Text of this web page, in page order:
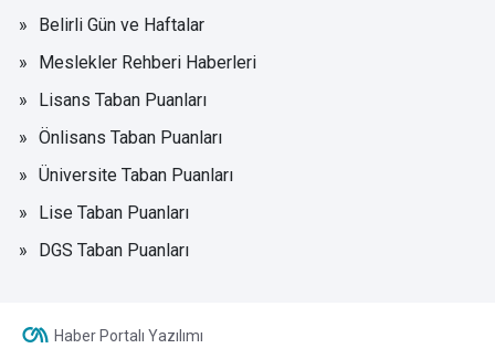
Belirli Gün ve Haftalar
Meslekler Rehberi Haberleri
Lisans Taban Puanları
Önlisans Taban Puanları
Üniversite Taban Puanları
Lise Taban Puanları
DGS Taban Puanları
Haber Portalı Yazılımı